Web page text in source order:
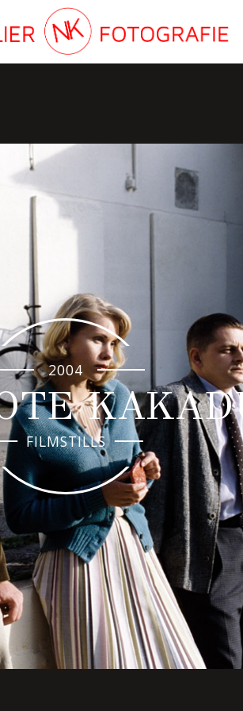
2004
FILMSTILLS